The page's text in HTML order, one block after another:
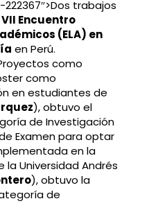
trabajos
VII Encuentro
(ELA) en
en Perú.
como
como
en estudiantes de
), obtuvo el
de Investigación
Examen para optar
en la
la Universidad Andrés
), obtuvo la
de